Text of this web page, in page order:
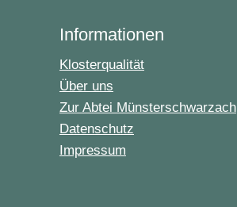
Informationen
Klosterqualität
Über uns
Zur Abtei Münsterschwarzach
Datenschutz
Impressum